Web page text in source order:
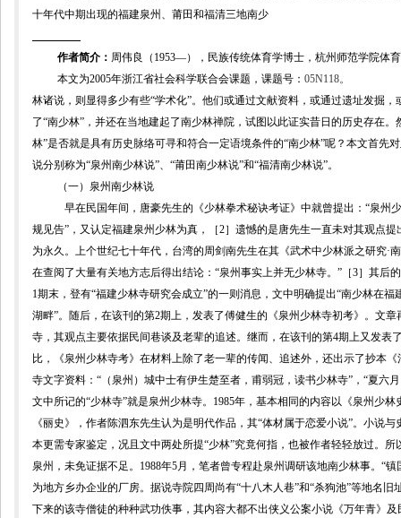
十年代中期出现的福建泉州、莆田和福清三地南少
作者简介： 周伟良（ 1953—），民族传统体育学博士，杭州师范学院体
本文为2005年浙江省社会科学联合会课题，课题号： 05N118。
林诸说，则显得多少有些“学术化”。他们或通过文献资料，或通过遗址发掘
了“南少林”，并还在当地建起了南少林禅院，试图以此证实昔日的历史存在
林”是否就是具有历史脉络可寻和符合一定语境条件的“南少林”呢？本文首先
说分别称为“泉州南少林说”、“莆田南少林说”和“福清南少林说”。
（一）泉州南少林说
早在民国年间，唐豪先生的《少林拳术秘诀考证》中就曾提出：“泉州
规见告”，又认定福建泉州少林为真，［2］遗憾的是唐先生一直未对其观点
为永久 。上个世纪七十年代，台湾的周剑南先生在其《武术中少林派之研究·
在查阅了大量有关地方志后得出结论：“泉州事实上并无少林寺。” ［3］ 其后的
1期末，登有“福建少林寺研究会成立”的一则消息，文中明确提出“南少林在
湖畔”。随后，在该刊的第2期上，发表了傅健生的《泉州少林寺初考》。文
寺，其观点主要依据民间巷谈及老辈的追述。继而，在该刊的第4期上又发表
比，《泉州少林寺考》在材料上除了老一辈的传闻、追述外，还出示了抄本《
寺文字资料：“（泉州）城中士有伊生楚至者，甫弱冠，读书少林寺”，“夏六
文中所记的“少林寺”就是泉州少林寺。 1985年，基本相同的内容以《泉州少
《丽史》，作者陈泗东先生认为是明代作品，其“体材属于恋爱小说”。小说
本更需专家鉴定，况且文中两处所提“少林”究竟何指，也被作者轻轻放过。
泉州，未免证据不足。 1988年5月，笔者曾专程赴泉州调研该地南少林事。“
为地方乡办企业的厂房。据说寺院四周尚有“十八木人巷”和“杀狗池”等地名
下来的该寺僧徒的种种武功佚事，其内容大都不出侠义公案小说《万年青》